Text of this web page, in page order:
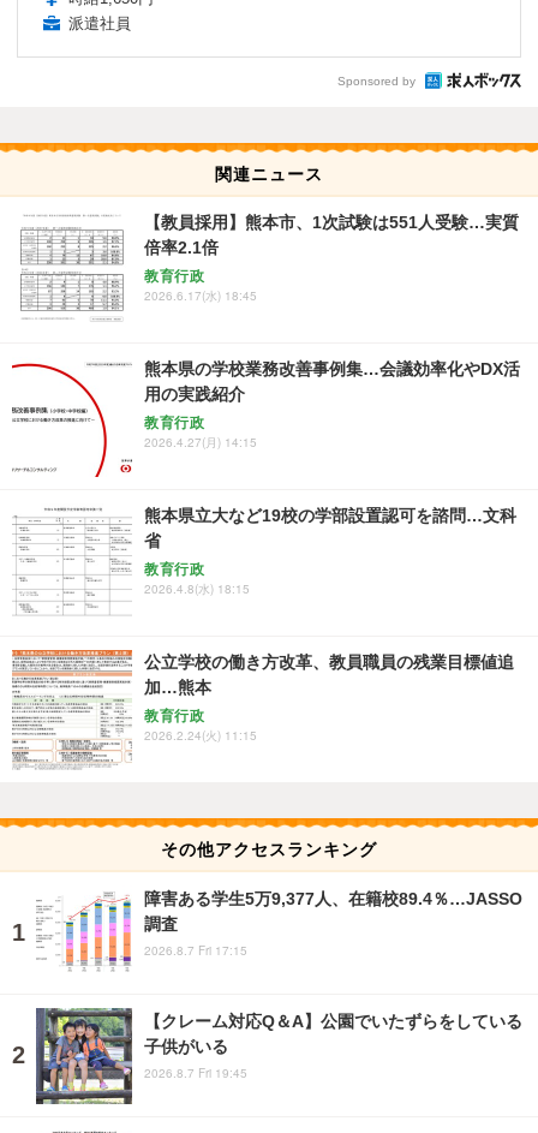
派遣社員
Sponsored by
関連ニュース
【教員採用】熊本市、1次試験は551人受験…実質
倍率2.1倍
教育行政
2026.6.17(水) 18:45
熊本県の学校業務改善事例集…会議効率化やDX活
用の実践紹介
教育行政
2026.4.27(月) 14:15
熊本県立大など19校の学部設置認可を諮問…文科
省
教育行政
2026.4.8(水) 18:15
公立学校の働き方改革、教員職員の残業目標値追
加…熊本
教育行政
2026.2.24(火) 11:15
その他アクセスランキング
障害ある学生5万9,377人、在籍校89.4％…JASSO
調査
2026.8.7 Fri 17:15
【クレーム対応Q＆A】公園でいたずらをしている
子供がいる
2026.8.7 Fri 19:45